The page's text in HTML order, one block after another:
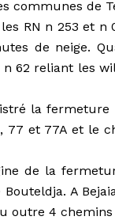
communes de
RN n 253 et
de neige.
62 reliant les
la
77 et 77A et le
de la
A
outre 4 chemins